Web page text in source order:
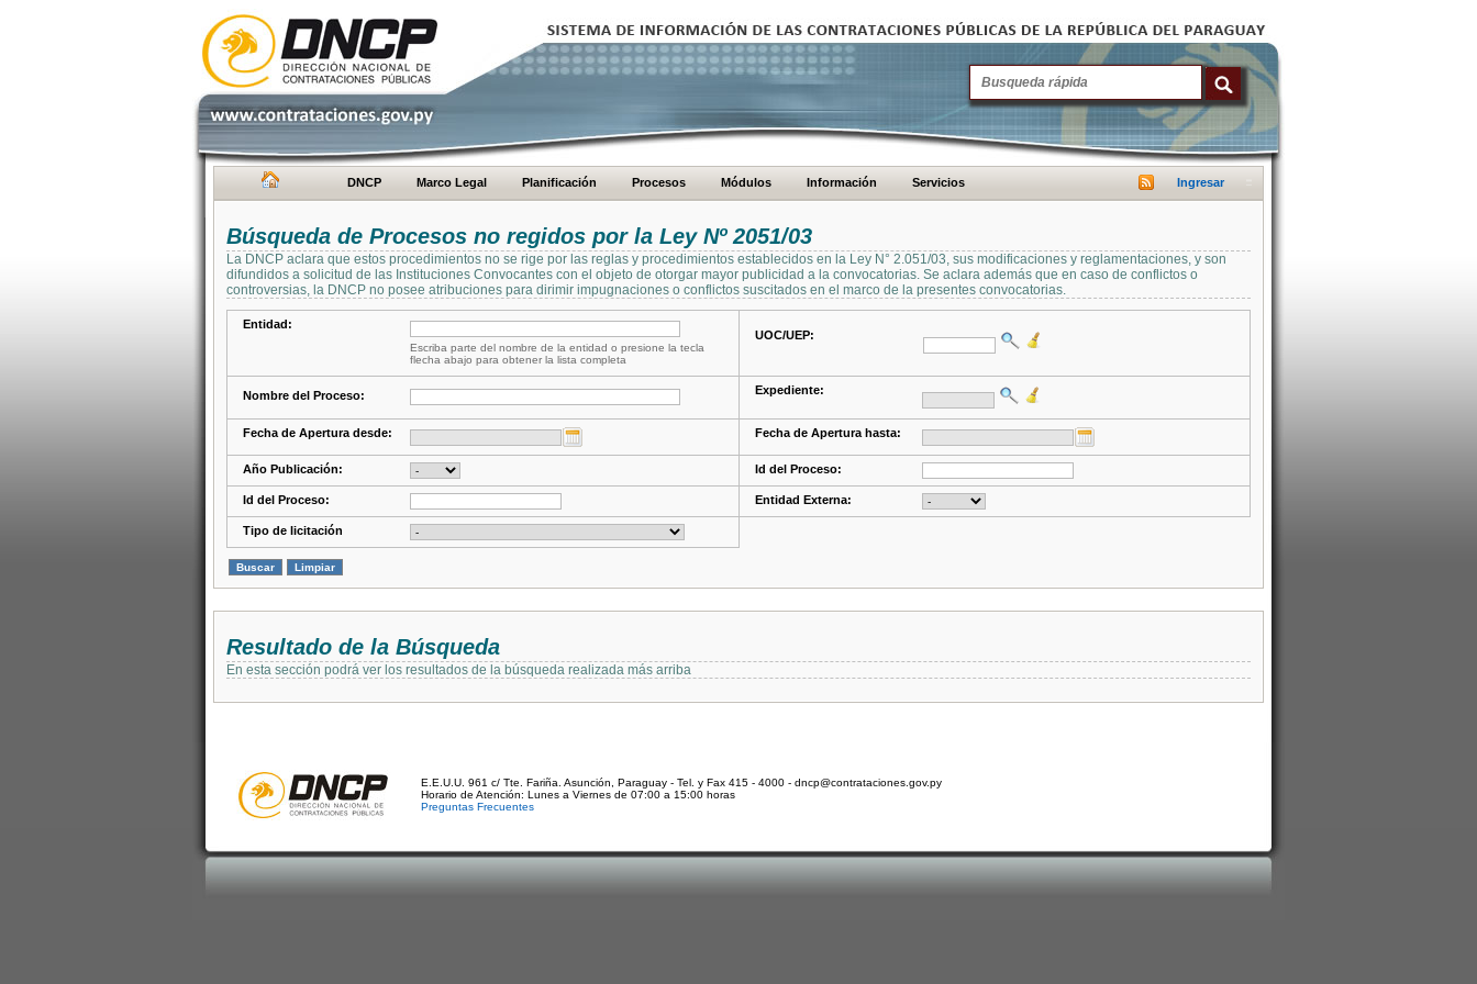
DNCP Marco Legal Planificación Procesos Módulos Información Servicios Ingresar
Búsqueda de Procesos no regidos por la Ley Nº 2051/03
La DNCP aclara que estos procedimientos no se rige por las reglas y procedimientos establecidos en la Ley N° 2.051/03, sus modificaciones y reglamentaciones, y son
difundidos a solicitud de las Instituciones Convocantes con el objeto de otorgar mayor publicidad a la convocatorias. Se aclara además que en caso de conflictos o
controversias, la DNCP no posee atribuciones para dirimir impugnaciones o conflictos suscitados en el marco de la presentes convocatorias.
Entidad:
Escriba parte del nombre de la entidad o presione la tecla
flecha abajo para obtener la lista completa
UOC/UEP:
Nombre del Proceso: Expediente:
Fecha de Apertura desde: Fecha de Apertura hasta:
Año Publicación: Id del Proceso:
Id del Proceso: Entidad Externa:
Tipo de licitación
Resultado de la Búsqueda
En esta sección podrá ver los resultados de la búsqueda realizada más arriba
E.E.U.U. 961 c/ Tte. Fariña. Asunción, Paraguay - Tel. y Fax 415 - 4000 - dncp@contrataciones.gov.py
Horario de Atención: Lunes a Viernes de 07:00 a 15:00 horas
Preguntas Frecuentes